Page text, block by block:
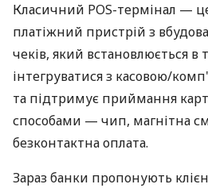
Класичний POS-термінал —
платіжний пристрій з
чеків, який встановлюється в
інтегруватися з касовою/
та підтримує приймання
способами — чип, магнітна
безконтактна оплата.
Зараз банки пропонують